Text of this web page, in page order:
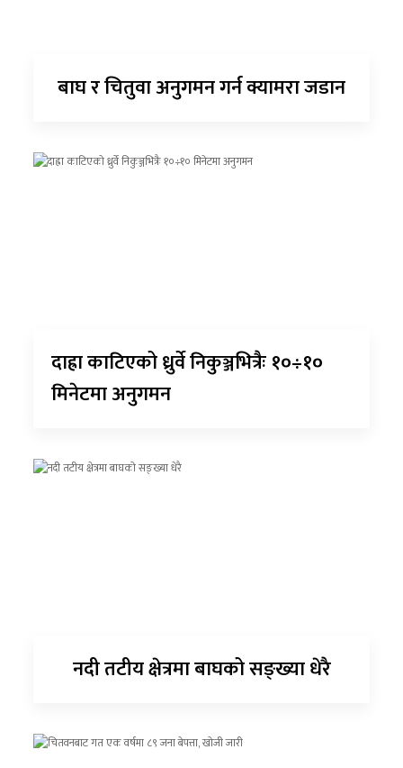
बाघ र चितुवा अनुगमन गर्न क्यामरा जडान
दाह्रा काटिएको ध्रुर्वे निकुञ्जभित्रैः १०÷१०
मिनेटमा अनुगमन
नदी तटीय क्षेत्रमा बाघको सङ्ख्या धेरै